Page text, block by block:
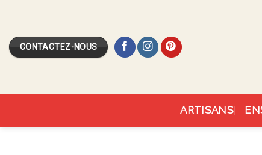
content
CONTACTEZ-NOUS
ARTISANS